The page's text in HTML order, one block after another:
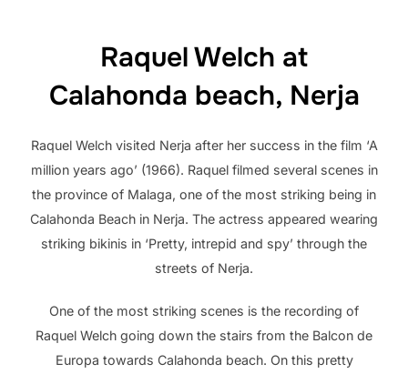
Raquel Welch at
Calahonda beach, Nerja
Raquel Welch visited Nerja after her success in the film ‘A
million years ago’ (1966). Raquel filmed several scenes in
the province of Malaga, one of the most striking being in
Calahonda Beach in Nerja. The actress appeared wearing
striking bikinis in ‘Pretty, intrepid and spy’ through the
streets of Nerja.
One of the most striking scenes is the recording of
Raquel Welch going down the stairs from the Balcon de
Europa towards Calahonda beach. On this pretty